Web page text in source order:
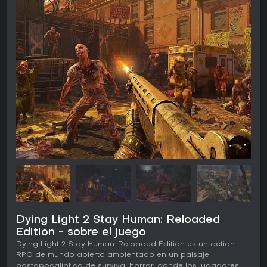
Dying Light 2 Stay Human: Reloaded
Edition - sobre el juego
Dying Light 2 Stay Human: Reloaded Edition es un action
RPG de mundo abierto ambientado en un paisaje